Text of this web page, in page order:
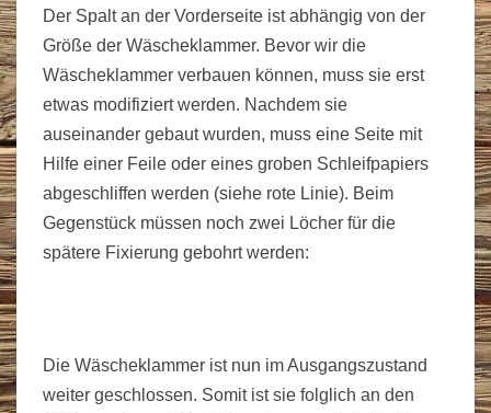
Der Spalt an der Vorderseite ist abhängig von der
Größe der Wäscheklammer. Bevor wir die
Wäscheklammer verbauen können, muss sie erst
etwas modifiziert werden. Nachdem sie
auseinander gebaut wurden, muss eine Seite mit
Hilfe einer Feile oder eines groben Schleifpapiers
abgeschliffen werden (siehe rote Linie). Beim
Gegenstück müssen noch zwei Löcher für die
spätere Fixierung gebohrt werden:
Die Wäscheklammer ist nun im Ausgangszustand
weiter geschlossen. Somit ist sie folglich an den